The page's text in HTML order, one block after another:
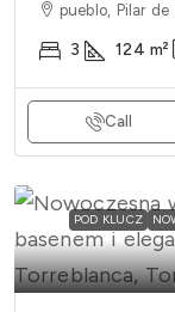
pueblo, Pilar
3 124 m²
Call
POD KLUCZ